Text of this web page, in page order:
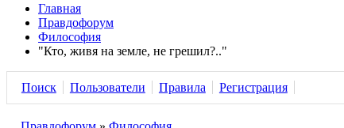
Главная
Правдофорум
Философия
"Кто, живя на земле, не грешил?.."
Поиск Пользователи Правила Регистрация